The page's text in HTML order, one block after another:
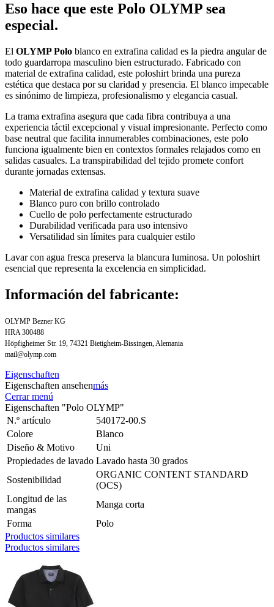
Eso hace que este Polo OLYMP sea
especial.
El OLYMP Polo blanco en extrafina calidad es la piedra angular de
todo guardarropa masculino bien estructurado. Fabricado con
material de extrafina calidad, este poloshirt brinda una pureza
estética que destaca por su claridad y presencia. El blanco impecable
es sinónimo de limpieza, profesionalismo y elegancia casual.
La trama extrafina asegura que cada fibra contribuya a una
experiencia táctil excepcional y visual impresionante. Perfecto como
base neutral que facilita innumerables combinaciones, este polo
funciona igualmente bien en contextos formales relajados como en
salidas casuales. La transpirabilidad del tejido promete confort
durante jornadas extensas.
Material de extrafina calidad y textura suave
Blanco puro con brillo controlado
Cuello de polo perfectamente estructurado
Durabilidad verificada para uso intensivo
Versatilidad sin límites para cualquier estilo
Lavar con agua fresca preserva la blancura luminosa. Un poloshirt
esencial que representa la excelencia en simplicidad.
Información del fabricante:
OLYMP Bezner KG
HRA 300488
Höpfigheimer Str. 19, 74321 Bietigheim-Bissingen, Alemania
mail@olymp.com
Eigenschaften
Eigenschaften ansehenmás
Cerrar menú
Eigenschaften "Polo OLYMP"
N.º artículo
540172-00.S
Colore
Blanco
Diseño & Motivo
Uni
Propiedades de lavado Lavado hasta 30 grados
Sostenibilidad
ORGANIC CONTENT STANDARD
(OCS)
Longitud de las
mangas
Manga corta
Forma
Polo
Productos similares
Productos similares